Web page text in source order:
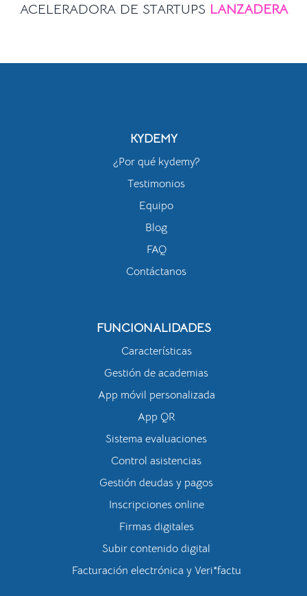
ACELERADORA DE STARTUPS LANZADERA
KYDEMY
¿Por qué kydemy?
Testimonios
Equipo
Blog
FAQ
Contáctanos
FUNCIONALIDADES
Características
Gestión de academias
App móvil personalizada
App QR
Sistema evaluaciones
Control asistencias
Gestión deudas y pagos
Inscripciones online
Firmas digitales
Subir contenido digital
Facturación electrónica y Veri*factu